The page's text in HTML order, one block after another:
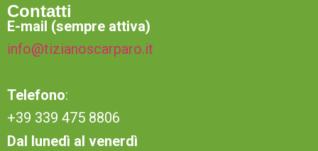
Contatti
E-mail (sempre attiva)
info@tizianoscarparo.it
Telefono:
+39 339 475 8806
Dal lunedì al venerdì